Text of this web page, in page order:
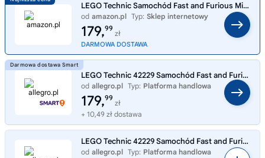
LEGO Technic Samochód Fast and Furious Mitsubishi Eclipse 42229 | Model filmowego auta, klocki konstrukcyjne, prezent dl
od amazon.pl Typ: Sklep internetowy
179,99
zł
DARMOWA DOSTAWA
LEGO Technic 42229 Samochód Fast and Furious Mitsubishi Eclipse, Dzień Ojca
od allegro.pl Typ: Platforma handlowa
179,99
zł
+ 10,49 zł dostawa
LEGO Technic 42229 Samochód Fast and Furious Mitsubishi Eclipse, Dzień Ojca
od allegro.pl Typ: Platforma handlowa